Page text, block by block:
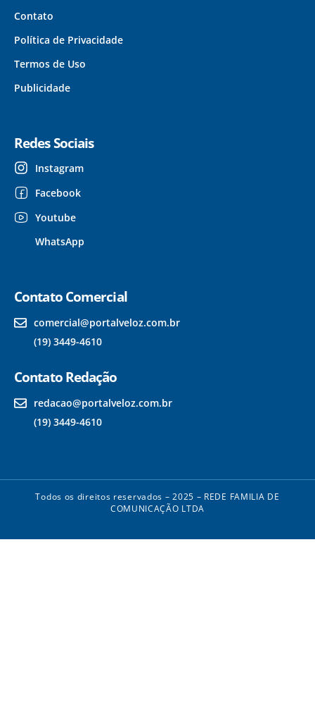
Contato
Política de Privacidade
Termos de Uso
Publicidade
Redes Sociais
Instagram
Facebook
Youtube
WhatsApp
Contato Comercial
comercial@portalveloz.com.br
(19) 3449-4610
Contato Redação
redacao@portalveloz.com.br
(19) 3449-4610
Todos os direitos reservados – 2025 – REDE FAMILIA DE
COMUNICAÇÃO LTDA